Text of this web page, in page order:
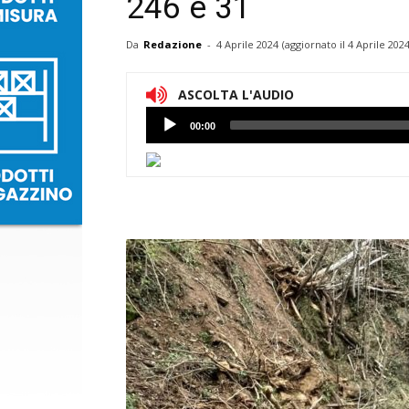
246 e 31
Da Redazione - 4 Aprile 2024 (aggiornato il 4 Aprile
ASCOLTA L'AUDIO
Lettore
Audio
00:00